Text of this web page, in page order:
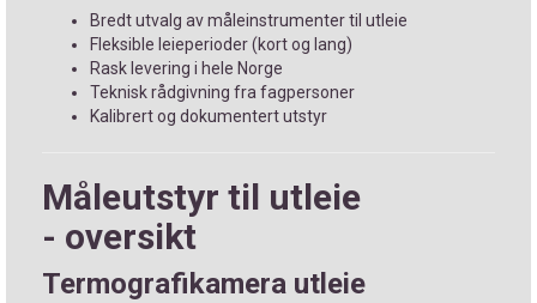
Bredt utvalg av måleinstrumenter til utleie
Fleksible leieperioder (kort og lang)
Rask levering i hele Norge
Teknisk rådgivning fra fagpersoner
Kalibrert og dokumentert utstyr
Måleutstyr til utleie
- oversikt
Termografikamera utleie